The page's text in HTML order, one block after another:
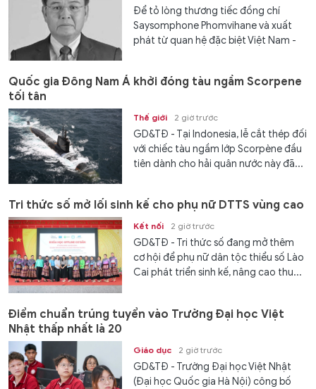
Để tỏ lòng thương tiếc đồng chí
Saysomphone Phomvihane và xuất
phát từ quan hệ đặc biệt Việt Nam -
Cộng hoà xã hội Chủ nghĩa Việt Nam,
nghĩa Việt Nam, Chính phủ nước Cộng
hoà xã hội Chủ nghĩa Việt Nam...
Quốc gia Đông Nam Á khởi đóng tàu ngầm Scorpene
tối tân
Thế giới 2 giờ trước
GD&TĐ - Tại Indonesia, lễ cắt thép đối
với chiếc tàu ngầm lớp Scorpène đầu
tiên dành cho hải quân nước này đã...
Tri thức số mở lối sinh kế cho phụ nữ DTTS vùng cao
Kết nối 2 giờ trước
GD&TĐ - Tri thức số đang mở thêm
cơ hội để phụ nữ dân tộc thiểu số Lào
Cai phát triển sinh kế, nâng cao thu...
Điểm chuẩn trúng tuyển vào Trường Đại học Việt
Nhật thấp nhất là 20
Giáo dục 2 giờ trước
GD&TĐ - Trường Đại học Việt Nhật
(Đại học Quốc gia Hà Nội) công bố